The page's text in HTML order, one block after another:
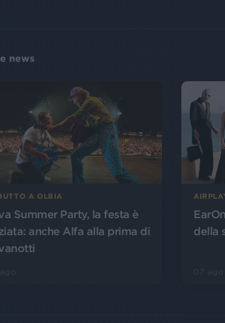
news
A OLBIA
Summer Party, la festa è
anche Alfa alla prima di
della